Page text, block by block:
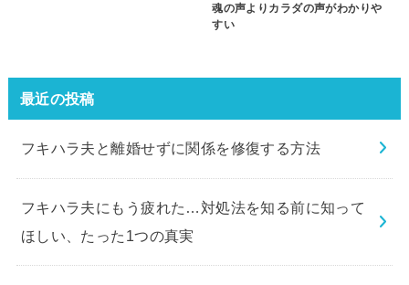
魂の声よりカラダの声がわかりや
すい
最近の投稿
フキハラ夫と離婚せずに関係を修復する方法
フキハラ夫にもう疲れた…対処法を知る前に知って
ほしい、たった1つの真実